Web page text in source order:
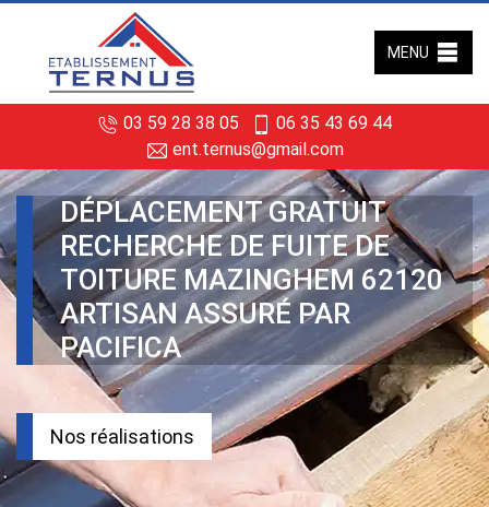
03 59 28 38 05
06 35 43 69 44
ent.ternus@gmail.com
MENU
DÉPLACEMENT GRATUIT
RECHERCHE DE FUITE DE
TOITURE MAZINGHEM 62120
ARTISAN ASSURÉ PAR
PACIFICA
Nos réalisations